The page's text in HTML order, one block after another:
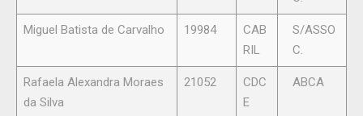
Miguel Batista de Carvalho 19984
CAB
RIL
S/ASSO
C.
Rafaela Alexandra Moraes
da Silva
21052
CDC
E
ABCA